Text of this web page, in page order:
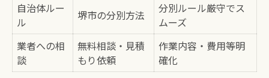
自治体ルー
ル
堺市の分別方法
分別ルール厳守でス
ムーズ
業者への相
談
無料相談・見積
もり依頼
作業内容・費用等明
確化